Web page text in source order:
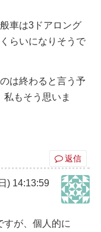
車は3ドアロング
らいになりそうで
は終わると言う予
もそう思いま
返信
) 14:13:59
すが、個人的に